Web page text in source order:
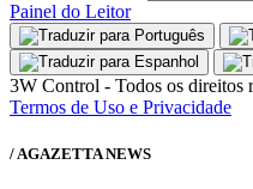
Painel do Leitor
3W Control - Todos os direitos
Termos de Uso e Privacidade
/ AGAZETTA NEWS